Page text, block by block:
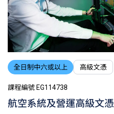
全日制中六或以上 高級文憑
課程編號 EG114738
航空系統及營運高級文憑